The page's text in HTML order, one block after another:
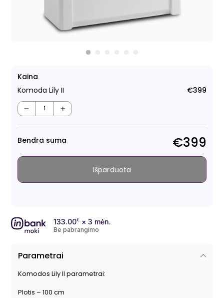
Kaina
Komoda Lily II
€399
− +
Bendra suma €399
Išparduota
133.00€ × 3 mėn.
Be pabrangimo
Parametrai
Komodos Lily II parametrai:
Plotis – 100 cm